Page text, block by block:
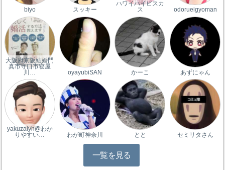
biyo スッキー
ハワイハイビスカ
ス
odorueigyoman
大阪府京阪結婚門
真市守口市寝屋
川…
oyayubiSAN かーこ あずにゃん
yakuzaiyh@わか
りやすい…
わが町神奈川 とと セミリタさん
一覧を見る